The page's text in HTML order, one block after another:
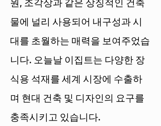
물에 널리 사용되어 내구성과 시
대를 초월하는 매력을 보여주었습
니다. 오늘날 이집트는 다양한 장
식용 석재를 세계 시장에 수출하
며 현대 건축 및 디자인의 요구를
충족시키고 있습니다.